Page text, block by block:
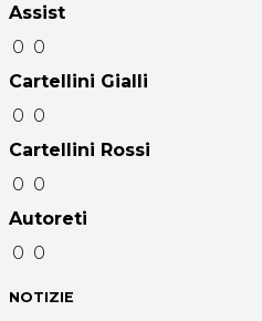
Assist
0 0
Cartellini Gialli
0 0
Cartellini Rossi
0 0
Autoreti
0 0
NOTIZIE